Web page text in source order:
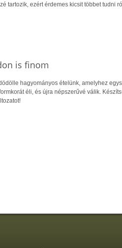
tartozik, ezért érdemes kicsit többet tudni
is finom
hagyományos ételünk, amelyhez
éli, és újra népszerűvé válik.